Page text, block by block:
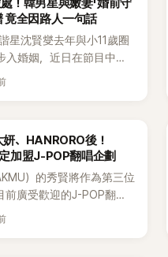
韓網討論。
！韓男星與嫩妻「婚前守
竟全因路人一句話
星沈賢燮去年與小11歲圈
入婚姻，近日在節目中分
故事，笑稱兩人原本想享
守貞」的原因之一。
、HANRORO後！
加盟J-POP翻唱企劃
）的秀賢將作為第三位
前廣受歡迎的J-POP翻唱
Hanroro之後，秀賢已獲